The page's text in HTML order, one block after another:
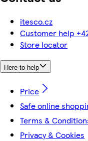
itesco.cz
Customer help
Store locator
Here to help
Price
Safe online
Terms &
Privacy & Cookies